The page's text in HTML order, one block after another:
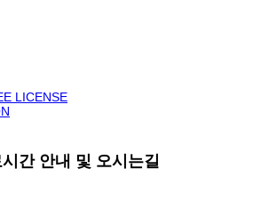
LICENSE
간 안내 및 오시는길